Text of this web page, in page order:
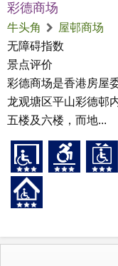
彩德商场
牛头角
屋邨商场
无障碍指数
景点评价
彩德商场是香港房屋
龙观塘区平山彩德邨
五楼及六楼，而地...